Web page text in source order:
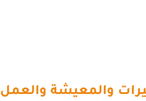
والمعيشة والعمل